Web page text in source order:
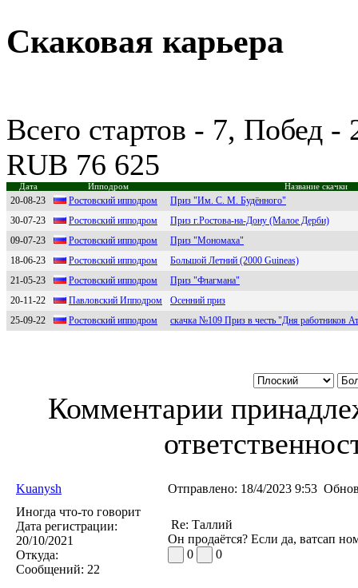
Скаковая карьера
Всего стартов - 7, Побед
RUB 76 625
Дата Ипподром Название скачки
20-08-23 Pocтoвcкий иппoдpoм
Приз "Им. С. М. Будённого"
30-07-23
Роcтовcкий ипподром
Приз г.Ростова-на-Дону (Малое Дерби)
09-07-23
Ростовский ипподpом
Приз "Мономаха"
18-06-23
Рocтoвcкий иппoдpoм
Большой Летний (2000 Guineas)
21-05-23
Pостовский ипподpом
Приз "Флагмана"
20-11-22
Павлoвcкий Иппoдрoм
Осенний приз
25-09-22
Pocтoвcкий иппoдрoм скачка №109 Приз в честь "Дня работников
Комментарии
Kuanysh Отправлено: 18/4/2023 9:53
Иногда что-то говорит
Дата регистрации:
20/10/2021
Откуда:
Сообщений: 22
Re: Таллий
Он продаётся? Если да, ватсап
0
0